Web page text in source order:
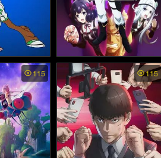
ss2 พา
น ออมนิเวอ
Nageki no Bourei wa Intai
shitai ss2 พากย์ไทย - วิญญ
าณคร่ำครวญอยากวางมือ
แล้ว ภาค2 (2025)
115 115